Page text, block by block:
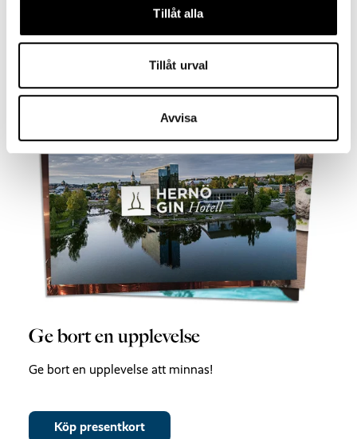
Tillåt alla
Tillåt urval
Avvisa
yngre familjemedlemmarna.
Ge bort en upplevelse
Ge bort en upplevelse att minnas!
Köp presentkort